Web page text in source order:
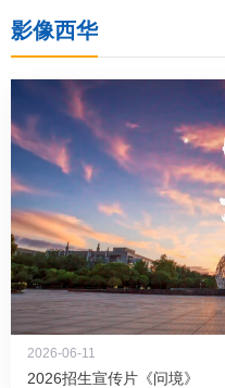
影像西华
2026-06-11
2026招生宣传片《问境》